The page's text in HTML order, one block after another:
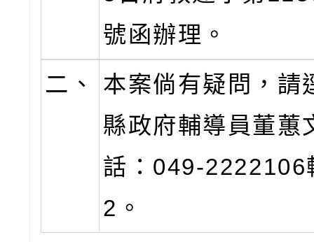
號函辦理。
二、
本案倘有疑問，請
縣政府輔導員董蕙
話：049-2222106
2。